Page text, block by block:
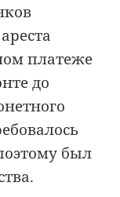
платеже
до
был